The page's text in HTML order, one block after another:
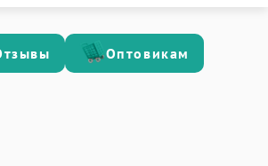
Оптовикам